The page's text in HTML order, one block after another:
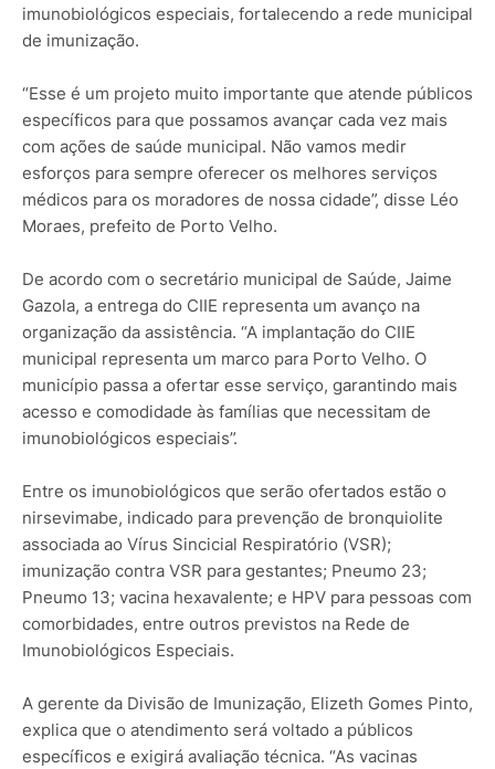
imunobiológicos especiais, fortalecendo a rede municipal
de imunização.
“Esse é um projeto muito importante que atende públicos
específicos para que possamos avançar cada vez mais
com ações de saúde municipal. Não vamos medir
esforços para sempre oferecer os melhores serviços
médicos para os moradores de nossa cidade”, disse Léo
Moraes, prefeito de Porto Velho.
De acordo com o secretário municipal de Saúde, Jaime
Gazola, a entrega do CIIE representa um avanço na
organização da assistência. “A implantação do CIIE
municipal representa um marco para Porto Velho. O
município passa a ofertar esse serviço, garantindo mais
acesso e comodidade às famílias que necessitam de
imunobiológicos especiais”.
Entre os imunobiológicos que serão ofertados estão o
nirsevimabe, indicado para prevenção de bronquiolite
associada ao Vírus Sincicial Respiratório (VSR);
imunização contra VSR para gestantes; Pneumo 23;
Pneumo 13; vacina hexavalente; e HPV para pessoas com
comorbidades, entre outros previstos na Rede de
Imunobiológicos Especiais.
A gerente da Divisão de Imunização, Elizeth Gomes Pinto,
explica que o atendimento será voltado a públicos
específicos e exigirá avaliação técnica. “As vacinas